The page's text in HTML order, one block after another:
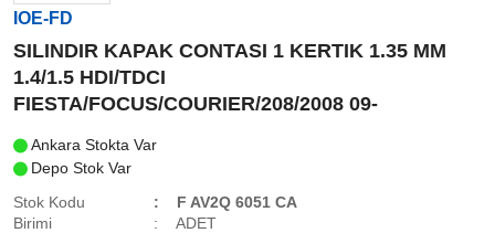
IOE-FD
SILINDIR KAPAK CONTASI 1 KERTIK 1.35 MM
1.4/1.5 HDI/TDCI
FIESTA/FOCUS/COURIER/208/2008 09-
Ankara Stokta Var
Depo Stok Var
Stok Kodu
F AV2Q 6051 CA
Birimi
ADET